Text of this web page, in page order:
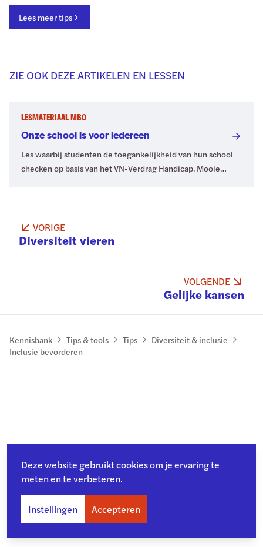
Lees meer tips
ZIE OOK DEZE ARTIKELEN EN LESSEN
Onze school is voor iedereen
LESMATERIAAL MBO
Les waarbij studenten de toegankelijkheid van hun school
checken op basis van het VN-Verdrag Handicap. Mooie
VORIGE
Diversiteit vieren
VOLGENDE
Gelijke kansen
Kennisbank Tips & tools Tips
Diversiteit & inclusie
Inclusie bevorderen
Deze website gebruikt cookies om je ervaring te
meten en te verbeteren.
Instellingen Accepteren